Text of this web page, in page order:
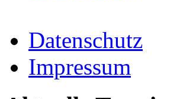
Datenschutz
Impressum